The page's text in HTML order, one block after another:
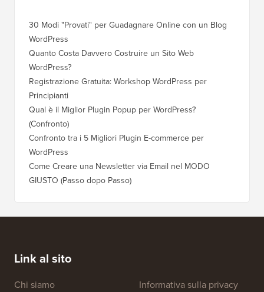
30 Modi "Provati" per Guadagnare Online con un Blog
WordPress
Quanto Costa Davvero Costruire un Sito Web
WordPress?
Registrazione Gratuita: Workshop WordPress per
Principianti
Qual è il Miglior Plugin Popup per WordPress?
(Confronto)
Confronto tra i 5 Migliori Plugin E-commerce per
WordPress
Come Creare una Newsletter via Email nel MODO
GIUSTO (Passo dopo Passo)
Link al sito
Chi siamo
Informativa sulla privacy